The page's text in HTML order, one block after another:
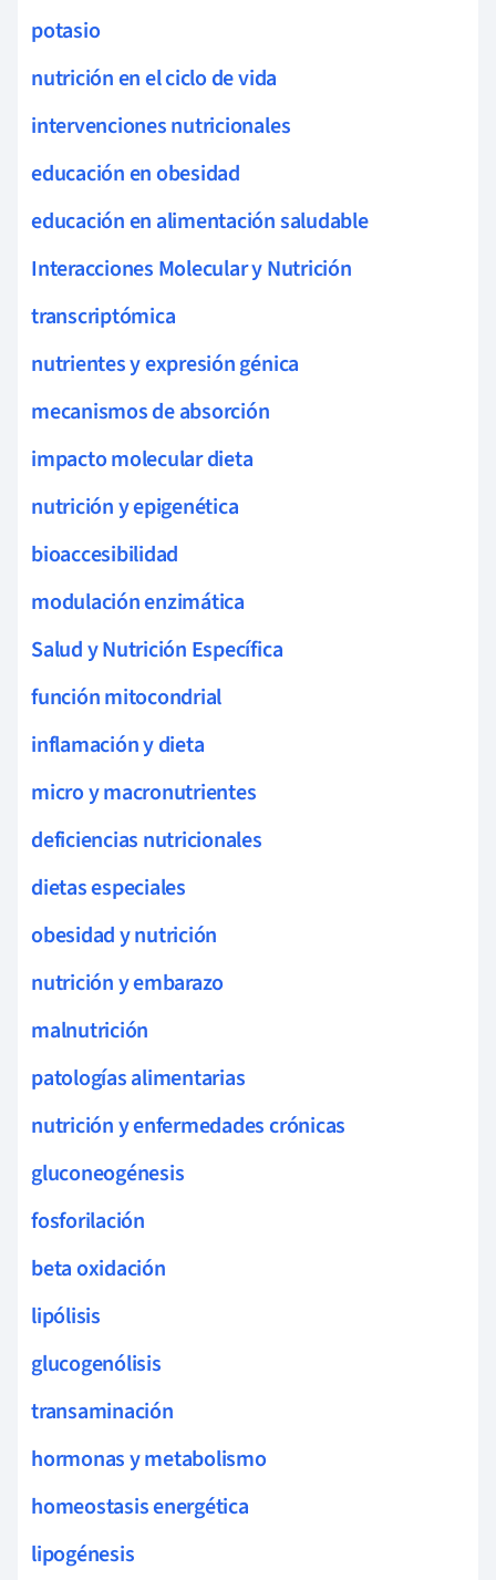
potasio
nutrición en el ciclo de vida
intervenciones nutricionales
educación en obesidad
educación en alimentación saludable
Interacciones Molecular y Nutrición
transcriptómica
nutrientes y expresión génica
mecanismos de absorción
impacto molecular dieta
nutrición y epigenética
bioaccesibilidad
modulación enzimática
Salud y Nutrición Específica
función mitocondrial
inflamación y dieta
micro y macronutrientes
deficiencias nutricionales
dietas especiales
obesidad y nutrición
nutrición y embarazo
malnutrición
patologías alimentarias
nutrición y enfermedades crónicas
gluconeogénesis
fosforilación
beta oxidación
lipólisis
glucogenólisis
transaminación
hormonas y metabolismo
homeostasis energética
lipogénesis